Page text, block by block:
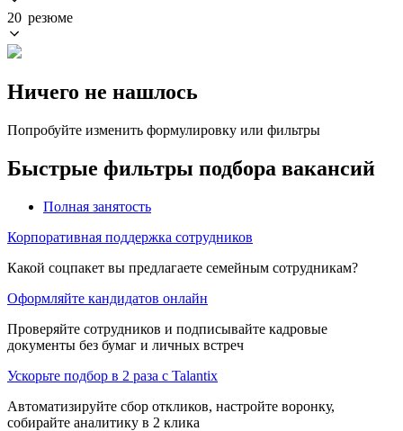
20 резюме
Ничего не нашлось
Попробуйте изменить формулировку или фильтры
Быстрые фильтры подбора вакансий
Полная занятость
Корпоративная поддержка сотрудников
Какой соцпакет вы предлагаете семейным сотрудникам?
Оформляйте кандидатов онлайн
Проверяйте сотрудников и подписывайте кадровые
документы без бумаг и личных встреч
Ускорьте подбор в 2 раза с Talantix
Автоматизируйте сбор откликов, настройте воронку,
собирайте аналитику в 2 клика